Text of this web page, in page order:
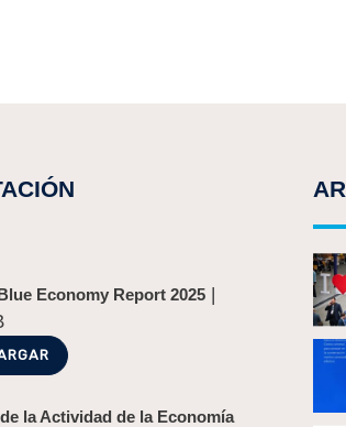
Economy Report 2025 |
la Actividad de la Economía